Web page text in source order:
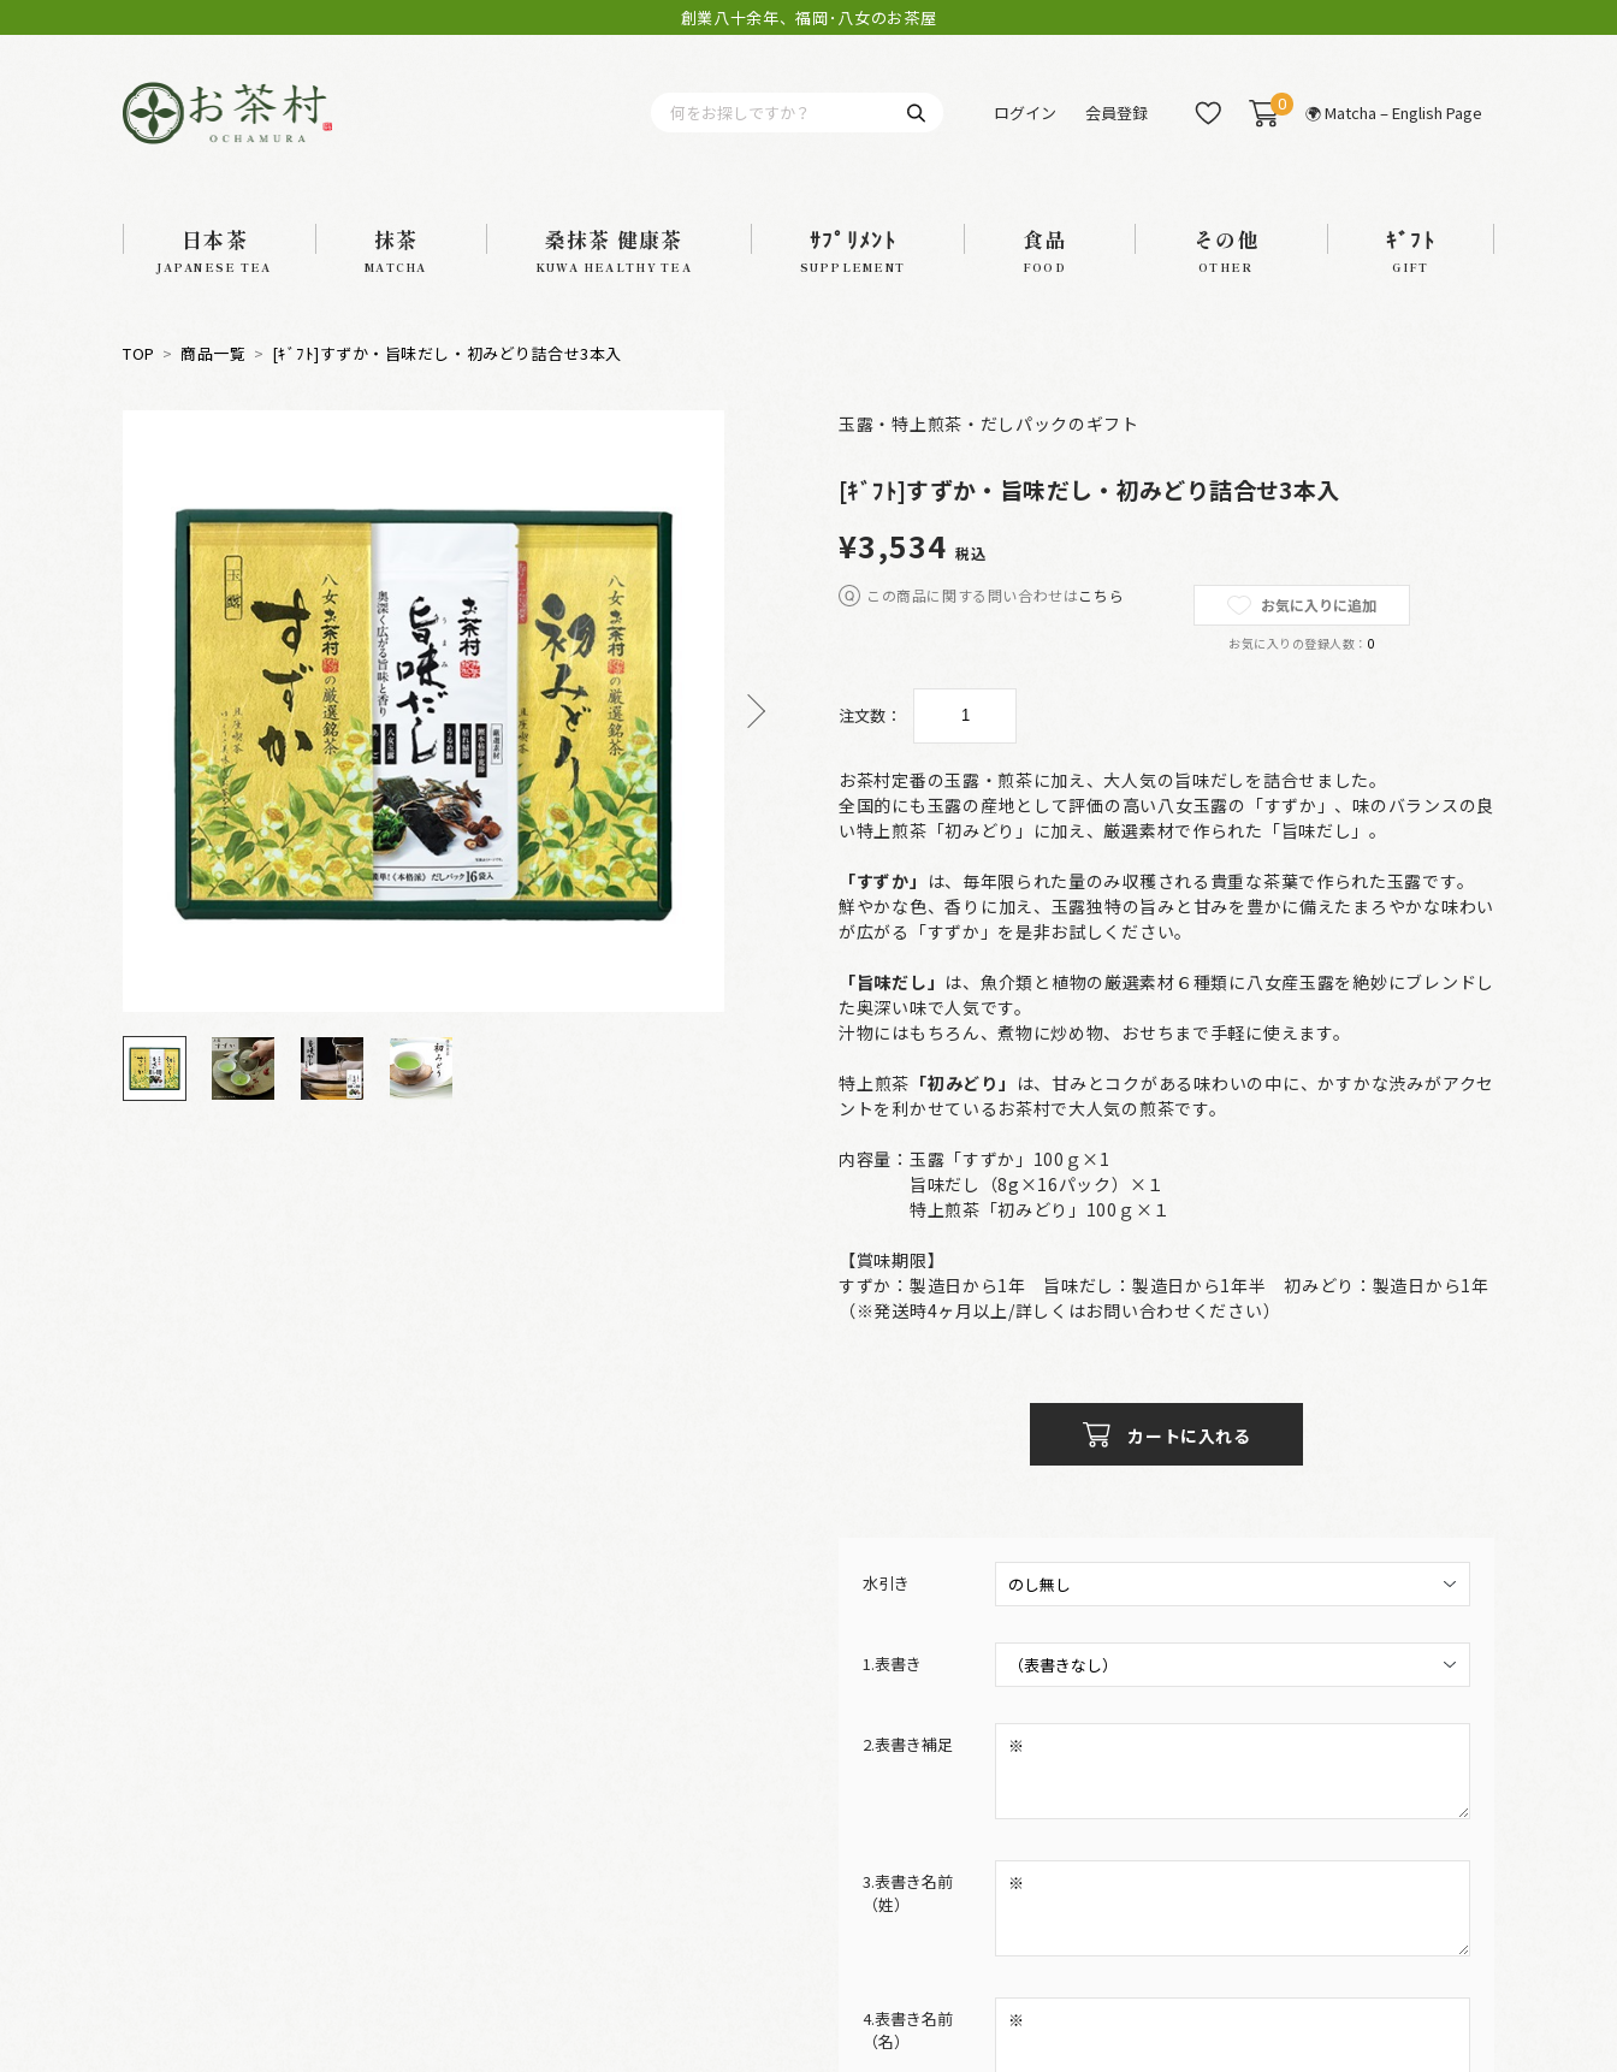
創業八十余年、福岡･八女のお茶屋
ログイン 会員登録 0 🌍 Matcha – English Page
日本茶
JAPANESE TEA
抹茶
MATCHA
桑抹茶 健康茶
KUWA HEALTHY TEA
ｻﾌﾟﾘﾒﾝﾄ
SUPPLEMENT
食品
FOOD
その他
OTHER
ｷﾞﾌﾄ
GIFT
TOP 商品一覧 [ｷﾞﾌﾄ]すずか・旨味だし・初みどり詰合せ3本入
玉露・特上煎茶・だしパックのギフト
[ｷﾞﾌﾄ]すずか・旨味だし・初みどり詰合せ3本入
¥3,534 税込
この商品に関する問い合わせはこちら お気に入りに追加
お気に入りの登録人数： 0
注文数：
お茶村定番の玉露・煎茶に加え、大人気の旨味だしを詰合せました。
全国的にも玉露の産地として評価の高い八女玉露の「すずか」、味のバランスの良
い特上煎茶「初みどり」に加え、厳選素材で作られた「旨味だし」。
「すずか」 は、毎年限られた量のみ収穫される貴重な茶葉で作られた玉露です。
鮮やかな色、香りに加え、玉露独特の旨みと甘みを豊かに備えたまろやかな味わい
が広がる「すずか」を是非お試しください。
「旨味だし」 は、魚介類と植物の厳選素材６種類に八女産玉露を絶妙にブレンドし
た奥深い味で人気です。
汁物にはもちろん、煮物に炒め物、おせちまで手軽に使えます。
特上煎茶 「初みどり」 は、甘みとコクがある味わいの中に、かすかな渋みがアクセ
ントを利かせているお茶村で大人気の煎茶です。
内容量：玉露「すずか」100ｇ×1
旨味だし（8g×16パック）×１
特上煎茶「初みどり」100ｇ×１
【賞味期限】
すずか：製造日から1年 旨味だし：製造日から1年半 初みどり：製造日から1年
（※発送時4ヶ月以上/詳しくはお問い合わせください）
カートに入れる
水引き
1.表書き
2.表書き補足
3.表書き名前
（姓）
4.表書き名前
（名）